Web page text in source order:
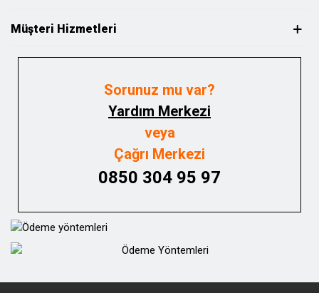
Müşteri Hizmetleri
Sorunuz mu var?
Yardım Merkezi
veya
Çağrı Merkezi
0850 304 95 97